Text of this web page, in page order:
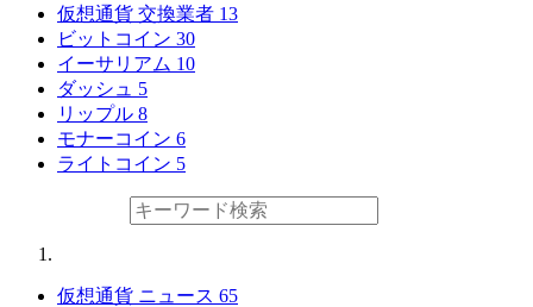
仮想通貨 交換業者 13
ビットコイン 30
イーサリアム 10
ダッシュ 5
リップル 8
モナーコイン 6
ライトコイン 5
仮想通貨 ニュース 65